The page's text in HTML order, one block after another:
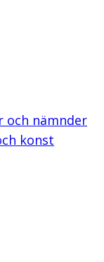
och nämnder
konst